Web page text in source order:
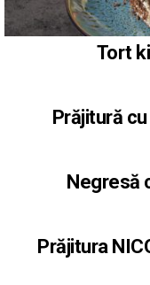
Tort
Prăjitură
Negresă
Prăjitura